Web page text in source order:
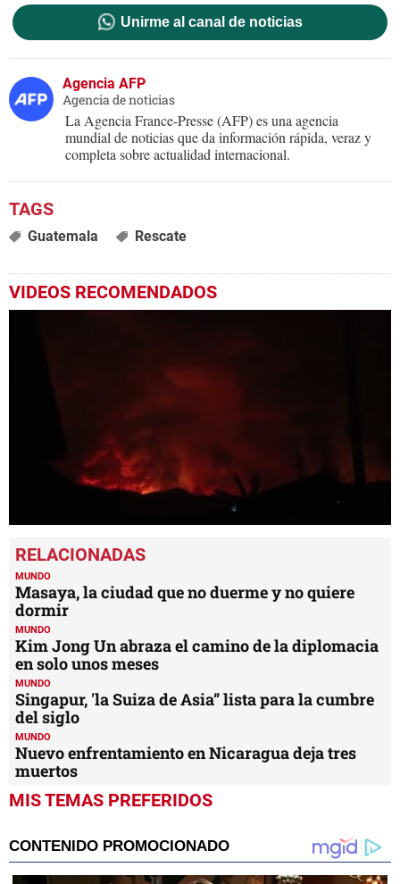
Unirme al canal de noticias
Agencia AFP
Agencia de noticias
La Agencia France-Presse (AFP) es una agencia
mundial de noticias que da información rápida, veraz y
completa sobre actualidad internacional.
Guatemala Rescate
VIDEOS RECOMENDADOS
seconds
of
38
seconds
MUNDO
Masaya, la ciudad que no duerme y no quiere
dormir
MUNDO
Kim Jong Un abraza el camino de la diplomacia
en solo unos meses
MUNDO
Singapur, 'la Suiza de Asia” lista para la cumbre
del siglo
MUNDO
Nuevo enfrentamiento en Nicaragua deja tres
muertos
MIS TEMAS PREFERIDOS